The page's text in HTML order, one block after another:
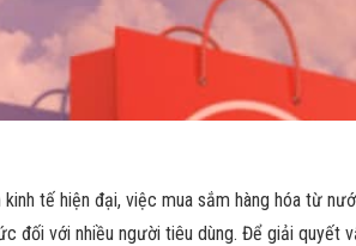
tế hiện đại, việc mua sắm hàng hóa từ
đối với nhiều người tiêu dùng. Để giải quyết